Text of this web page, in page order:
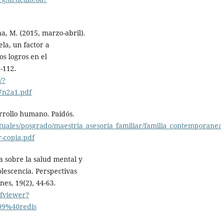
M. (2015, marzo-abril).
un factor a
logros en el
humano. Paidós.
posgrado/maestria_asesoria_familiar/
copia.pdf
sobre la salud mental y
Perspectivas
19(2), 44-63.